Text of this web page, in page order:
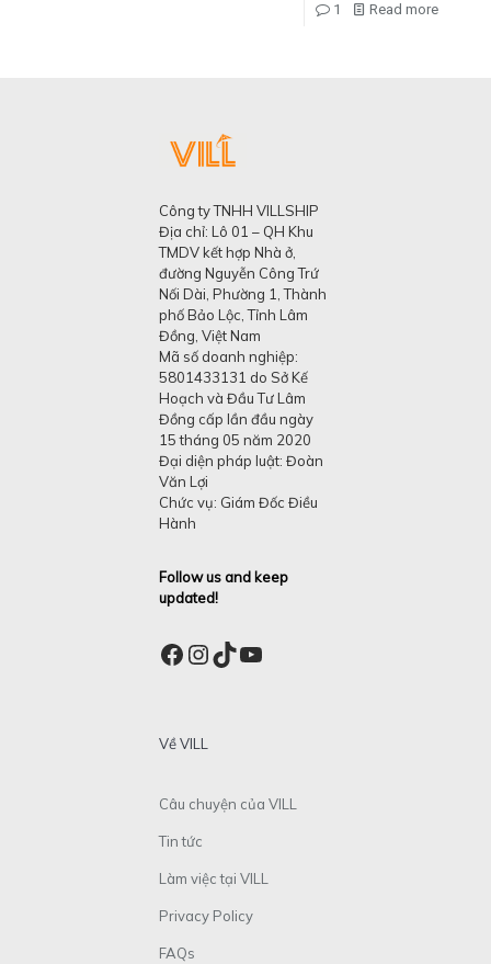
1 Read more
Công ty TNHH VILLSHIP
Địa chỉ: Lô 01 – QH Khu
TMDV kết hợp Nhà ở,
đường Nguyễn Công Trứ
Nối Dài, Phường 1, Thành
phố Bảo Lộc, Tỉnh Lâm
Đồng, Việt Nam
Mã số doanh nghiệp:
5801433131 do Sở Kế
Hoạch và Đầu Tư Lâm
Đồng cấp lần đầu ngày
15 tháng 05 năm 2020
Đại diện pháp luật: Đoàn
Văn Lợi
Chức vụ: Giám Đốc Điều
Hành
Follow us and keep
updated!
Facebook
Instagram
TikTok
YouTube
Về VILL
Câu chuyện của VILL
Tin tức
Làm việc tại VILL
Privacy Policy
FAQs